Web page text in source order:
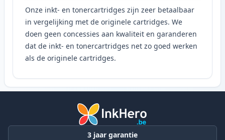
Onze inkt- en tonercartridges zijn zeer betaalbaar
in vergelijking met de originele cartridges. We
doen geen concessies aan kwaliteit en garanderen
dat de inkt- en tonercartridges net zo goed werken
als de originele cartridges.
3 jaar garantie